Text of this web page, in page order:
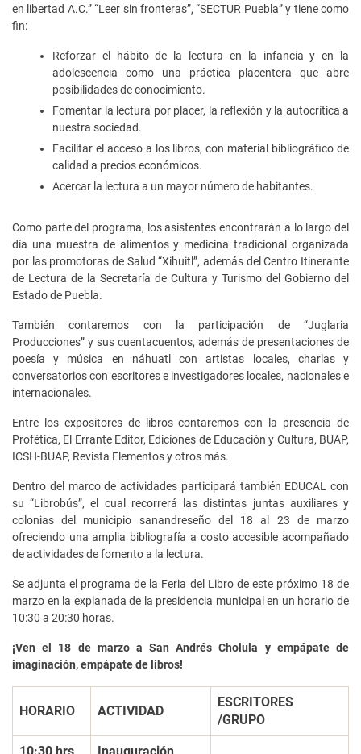
en libertad A.C.” “Leer sin fronteras”, “SECTUR Puebla” y tiene como
fin:
Reforzar el hábito de la lectura en la infancia y en la
adolescencia como una práctica placentera que abre
posibilidades de conocimiento.
Fomentar la lectura por placer, la reflexión y la autocrítica a
nuestra sociedad.
Facilitar el acceso a los libros, con material bibliográfico de
calidad a precios económicos.
Acercar la lectura a un mayor número de habitantes.
Como parte del programa, los asistentes encontrarán a lo largo del
día una muestra de alimentos y medicina tradicional organizada
por las promotoras de Salud “Xihuitl”, además del Centro Itinerante
de Lectura de la Secretaría de Cultura y Turismo del Gobierno del
Estado de Puebla.
También contaremos con la participación de “Juglaria
Producciones” y sus cuentacuentos, además de presentaciones de
poesía y música en náhuatl con artistas locales, charlas y
conversatorios con escritores e investigadores locales, nacionales e
internacionales.
Entre los expositores de libros contaremos con la presencia de
Profética, El Errante Editor, Ediciones de Educación y Cultura, BUAP,
ICSH-BUAP, Revista Elementos y otros más.
Dentro del marco de actividades participará también EDUCAL con
su “Librobús”, el cual recorrerá las distintas juntas auxiliares y
colonias del municipio sanandreseño del 18 al 23 de marzo
ofreciendo una amplia bibliografía a costo accesible acompañado
de actividades de fomento a la lectura.
Se adjunta el programa de la Feria del Libro de este próximo 18 de
marzo en la explanada de la presidencia municipal en un horario de
10:30 a 20:30 horas.
¡Ven el 18 de marzo a San Andrés Cholula y empápate de
imaginación, empápate de libros!
HORARIO ACTIVIDAD
ESCRITORES
/GRUPO